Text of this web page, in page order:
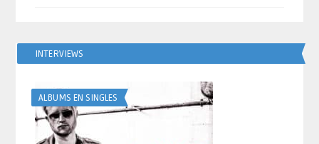
INTERVIEWS
ALBUMS EN SINGLES